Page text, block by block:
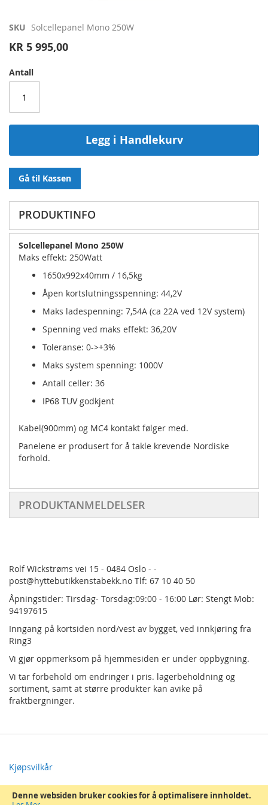
Denne websiden bruker cookies for å optimalisere innholdet.
SKU Solcellepanel Mono 250W
KR 5 995,00
Antall
Legg i Handlekurv
Gå til Kassen
Gå
begynnelsen
bildegalleri
PRODUKTINFO
Solcellepanel Mono 250W
Maks effekt: 250Watt
1650x992x40mm / 16,5kg
Åpen kortslutningsspenning: 44,2V
Maks ladespenning: 7,54A (ca 22A ved 12V system)
Spenning ved maks effekt: 36,20V
Toleranse: 0->+3%
Maks system spenning: 1000V
Antall celler: 36
IP68 TUV godkjent
Kabel(900mm) og MC4 kontakt følger med.
Panelene er produsert for å takle krevende Nordiske
forhold.
PRODUKTANMELDELSER
Rolf Wickstrøms vei 15 - 0484 Oslo - -
post@hyttebutikkenstabekk.no Tlf: 67 10 40 50
Åpningstider: Tirsdag- Torsdag:09:00 - 16:00 Lør: Stengt Mob:
94197615
Inngang på kortsiden nord/vest av bygget, ved innkjøring fra
Ring3
Vi gjør oppmerksom på hjemmesiden er under oppbygning.
Vi tar forbehold om endringer i pris. lagerbeholdning og
sortiment, samt at større produkter kan avike på
fraktbergninger.
Kjøpsvilkår
Om Oss